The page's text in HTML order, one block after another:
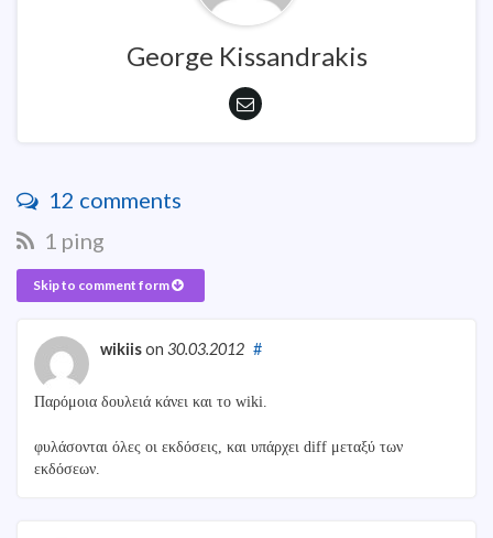
George Kissandrakis
12 comments
1 ping
Skip to comment form
wikiison 30.03.2012 #
Παρόμοια δουλειά κάνει και το wiki.
φυλάσονται όλες οι εκδόσεις, και υπάρχει diff μεταξύ των
εκδόσεων.